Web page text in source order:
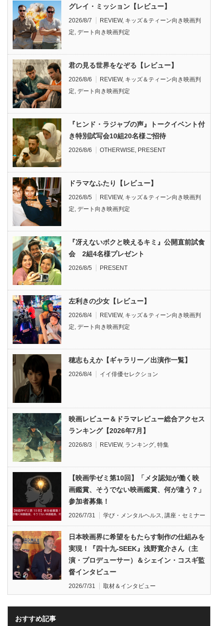
グレイ・ミッション【レビュー】
2026/8/7 REVIEW, キッズ＆ティーン向き映画判
定, デート向き映画判定
君の見る世界をなぞる【レビュー】
2026/8/6 REVIEW, キッズ＆ティーン向き映画判
定, デート向き映画判定
『ヒンド・ラジャブの声』トークイベント付
き特別試写会10組20名様ご招待
2026/8/6 OTHERWISE, PRESENT
ドラマなふたり【レビュー】
2026/8/5 REVIEW, キッズ＆ティーン向き映画判
定, デート向き映画判定
『冴えないボクと映えるキミ』公開直前試食
会 2組4名様プレゼント
2026/8/5 PRESENT
左利きの少女【レビュー】
2026/8/4 REVIEW, キッズ＆ティーン向き映画判
定, デート向き映画判定
穂志もえか【ギャラリー／出演作一覧】
2026/8/4 イイ俳優セレクション
映画レビュー＆ドラマレビュー総合アクセス
ランキング【2026年7月】
2026/8/3 REVIEW, ランキング, 特集
【映画学ゼミ第10回】「メタ認知が働く映
画鑑賞、そうでない映画鑑賞、何が違う？」
参加者募集！
2026/7/31 学び・メンタルヘルス, 講座・セミナー
日本映画界に希望をもたらす制作の仕組みを
実現！『四十九-SEEK』浅野寛介さん（主
演・プロデューサー）＆シェイン・コスギ監
督インタビュー
2026/7/31 取材＆インタビュー
おすすめ記事